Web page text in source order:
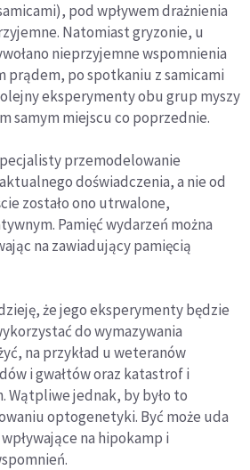
pod wpływem drażnienia
Natomiast gryzonie, u
nieprzyjemne wspomnienia
prądem, po spotkaniu z samicami
eksperymenty obu grup myszy
samym miejscu co poprzednie.
przemodelowanie
doświadczenia, a nie od
zostało ono utrwalone,
Pamięć wydarzeń można
na zawiadujący pamięcią
że jego eksperymenty będzie
do wymazywania
na przykład u weteranów
i gwałtów oraz katastrof i
Wątpliwe jednak, by było to
optogenetyki. Być może uda
na hipokamp i